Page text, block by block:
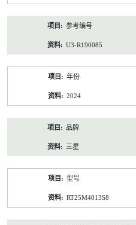
参考编号
U3-R190085
年份
2024
品牌
三星
型号
RT25M4013S8